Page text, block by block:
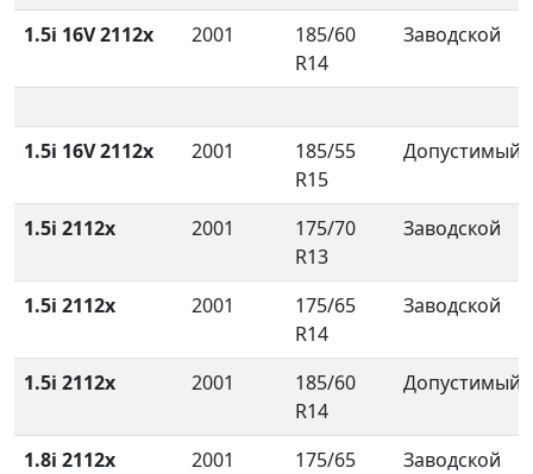
1.5i 16V 2112x 2001
185/60
R14
Заводской
1.5i 16V 2112x 2001
185/55
R15
Допустимый
1.5i 2112x 2001
175/70
R13
Заводской
1.5i 2112x 2001
175/65
R14
Заводской
1.5i 2112x 2001
185/60
R14
Допустимый
1.8i 2112x 2001
175/65
Заводской